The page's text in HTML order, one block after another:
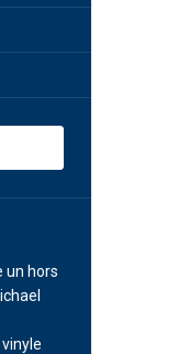
un hors